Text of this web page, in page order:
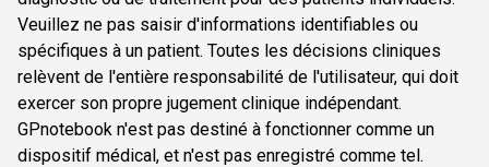
Veuillez ne pas saisir d'informations identifiables ou
spécifiques à un patient. Toutes les décisions cliniques
relèvent de l'entière responsabilité de l'utilisateur, qui doit
exercer son propre jugement clinique indépendant.
GPnotebook n'est pas destiné à fonctionner comme un
dispositif médical, et n'est pas enregistré comme tel.